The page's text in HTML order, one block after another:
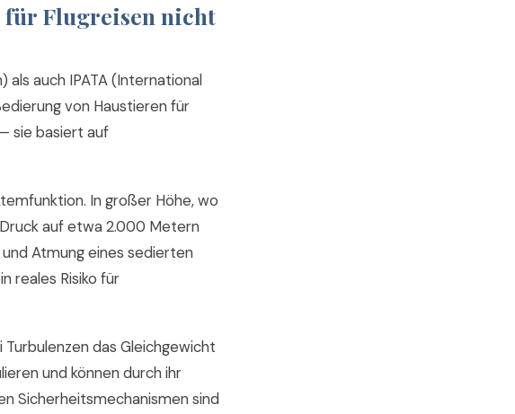
Flugreisen nicht
als auch IPATA (International
von Haustieren für
sie basiert auf
In großer Höhe, wo
auf etwa 2.000 Metern
Atmung eines sedierten
reales Risiko für
das Gleichgewicht
und können durch ihr
Sicherheitsmechanismen sind